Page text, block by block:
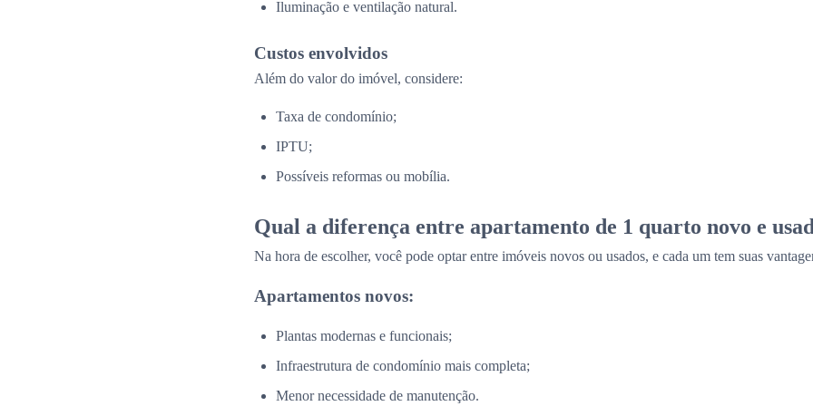
Iluminação e ventilação natural.
Custos envolvidos
Além do valor do imóvel, considere:
Taxa de condomínio;
IPTU;
Possíveis reformas ou mobília.
Qual a diferença entre apartamento de 1 quarto novo e
Na hora de escolher, você pode optar entre imóveis novos ou usados, e cada um tem suas
Apartamentos novos:
Plantas modernas e funcionais;
Infraestrutura de condomínio mais completa;
Menor necessidade de manutenção.